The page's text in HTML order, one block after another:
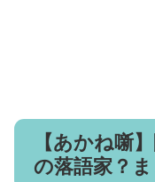
【あかね噺
の落語家？ま